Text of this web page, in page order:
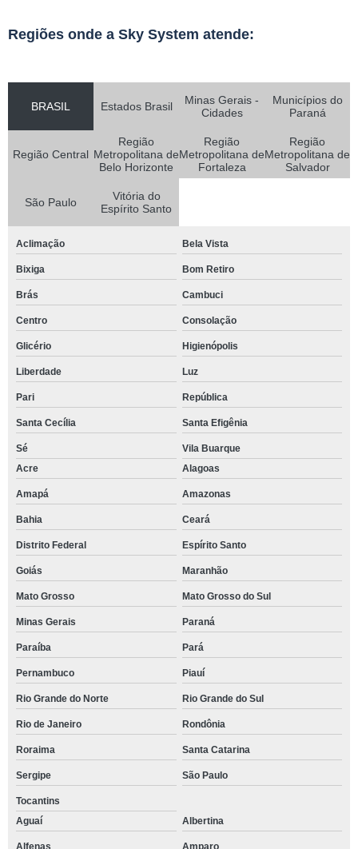
Regiões onde a Sky System atende:
BRASIL Estados Brasil
Minas Gerais -
Cidades
Municípios do
Paraná
Região Central
Região
Metropolitana de
Belo Horizonte
Região
Metropolitana de
Fortaleza
Região
Metropolitana de
Salvador
São Paulo
Vitória do
Espírito Santo
Aclimação Bela Vista
Bixiga Bom Retiro
Brás Cambuci
Centro Consolação
Glicério Higienópolis
Liberdade Luz
Pari República
Santa Cecília Santa Efigênia
Sé
Vila Buarque
Acre
Alagoas
Amapá Amazonas
Bahia Ceará
Distrito Federal Espírito Santo
Goiás Maranhão
Mato Grosso Mato Grosso do Sul
Minas Gerais Paraná
Paraíba Pará
Pernambuco Piauí
Rio Grande do Norte Rio Grande do Sul
Rio de Janeiro Rondônia
Roraima Santa Catarina
Sergipe São Paulo
Tocantins
Aguaí
Albertina
Alfenas Amparo